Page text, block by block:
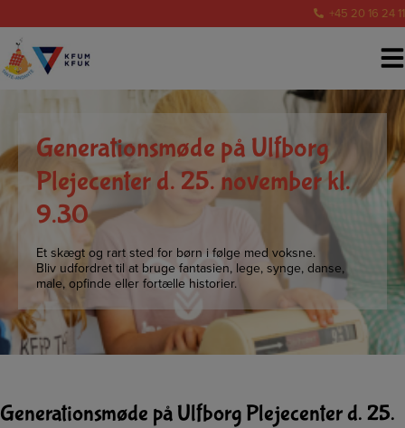
indholdet
+45 20 16 24 11
Generationsmøde på Ulfborg
Plejecenter d. 25. november kl.
9.30
Et skægt og rart sted for børn i følge med voksne.
Bliv udfordret til at bruge fantasien, lege, synge, danse,
male, opfinde eller fortælle historier.
Generationsmøde på Ulfborg Plejecenter d. 25.